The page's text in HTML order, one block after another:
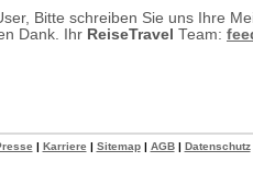
Bitte schreiben Sie uns Ihre
Dank. Ihr ReiseTravel Team:
| Karriere | Sitemap| AGB| Datenschutz